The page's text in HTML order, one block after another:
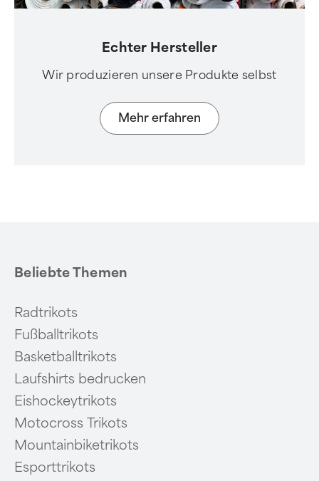
Echter Hersteller
Wir produzieren unsere Produkte selbst
Mehr erfahren
Beliebte Themen
Radtrikots
Fußballtrikots
Basketballtrikots
Laufshirts bedrucken
Eishockeytrikots
Motocross Trikots
Mountainbiketrikots
Esporttrikots